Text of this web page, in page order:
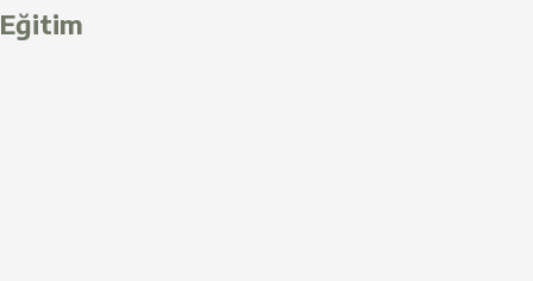
Eğitim